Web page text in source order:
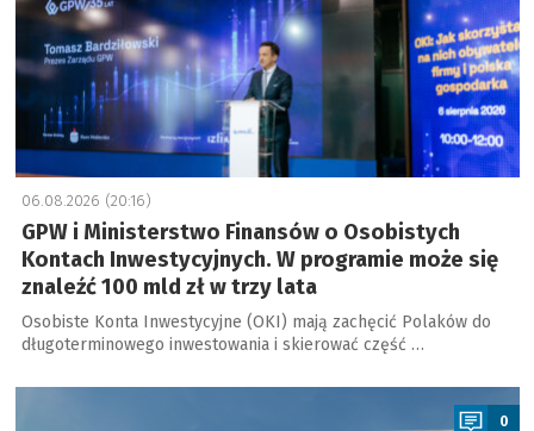
06.08.2026 (20:16)
GPW i Ministerstwo Finansów o Osobistych
Kontach Inwestycyjnych. W programie może się
znaleźć 100 mld zł w trzy lata
Osobiste Konta Inwestycyjne (OKI) mają zachęcić Polaków do
długoterminowego inwestowania i skierować część …
a
0